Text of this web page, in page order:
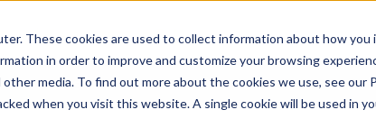
These cookies are used to collect information about how
in order to improve and customize your browsing
media. To find out more about the cookies we use, see our
when you visit this website. A single cookie will be used in
und Kompetenz in BIM
LEISTUNGEN BIM-TOOLBOX